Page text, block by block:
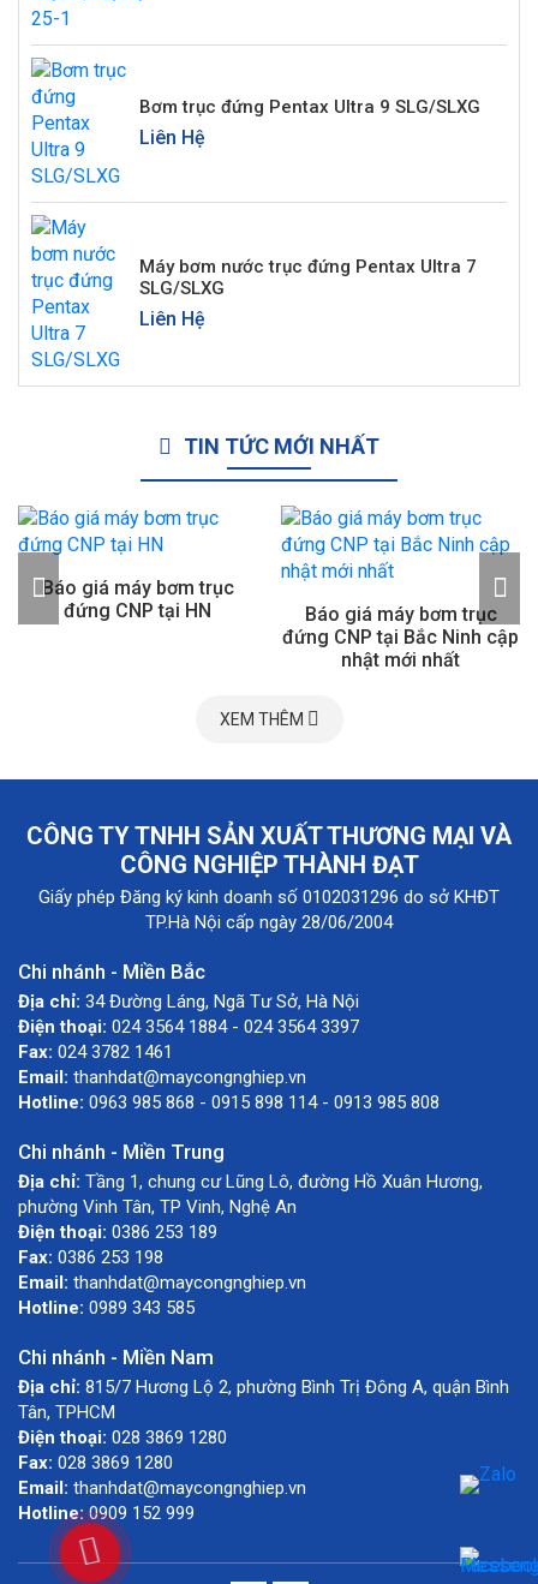
Bơm trục đứng Pentax Ultra 9 SLG/SLXG
Liên Hệ
Máy bơm nước trục đứng Pentax Ultra 7
SLG/SLXG
Liên Hệ
TIN TỨC MỚI NHẤT
Báo giá máy bơm trục
đứng CNP tại HN
Báo giá máy bơm trục
đứng CNP tại Bắc Ninh cập
nhật mới nhất
XEM THÊM
CÔNG TY TNHH SẢN XUẤT THƯƠNG MẠI VÀ
CÔNG NGHIỆP THÀNH ĐẠT
Giấy phép Đăng ký kinh doanh số 0102031296 do sở KHĐT
TP.Hà Nội cấp ngày 28/06/2004
Chi nhánh - Miền Bắc
Địa chỉ: 34 Đường Láng, Ngã Tư Sở, Hà Nội
Điện thoại: 024 3564 1884 - 024 3564 3397
Fax: 024 3782 1461
Email: thanhdat@maycongnghiep.vn
Hotline: 0963 985 868 - 0915 898 114 - 0913 985 808
Chi nhánh - Miền Trung
Địa chỉ: Tầng 1, chung cư Lũng Lô, đường Hồ Xuân Hương,
phường Vinh Tân, TP Vinh, Nghệ An
Điện thoại: 0386 253 189
Fax: 0386 253 198
Email: thanhdat@maycongnghiep.vn
Hotline: 0989 343 585
Chi nhánh - Miền Nam
Địa chỉ: 815/7 Hương Lộ 2, phường Bình Trị Đông A, quận Bình
Tân, TPHCM
Điện thoại: 028 3869 1280
Fax: 028 3869 1280
Email: thanhdat@maycongnghiep.vn
Hotline:0909 152 999